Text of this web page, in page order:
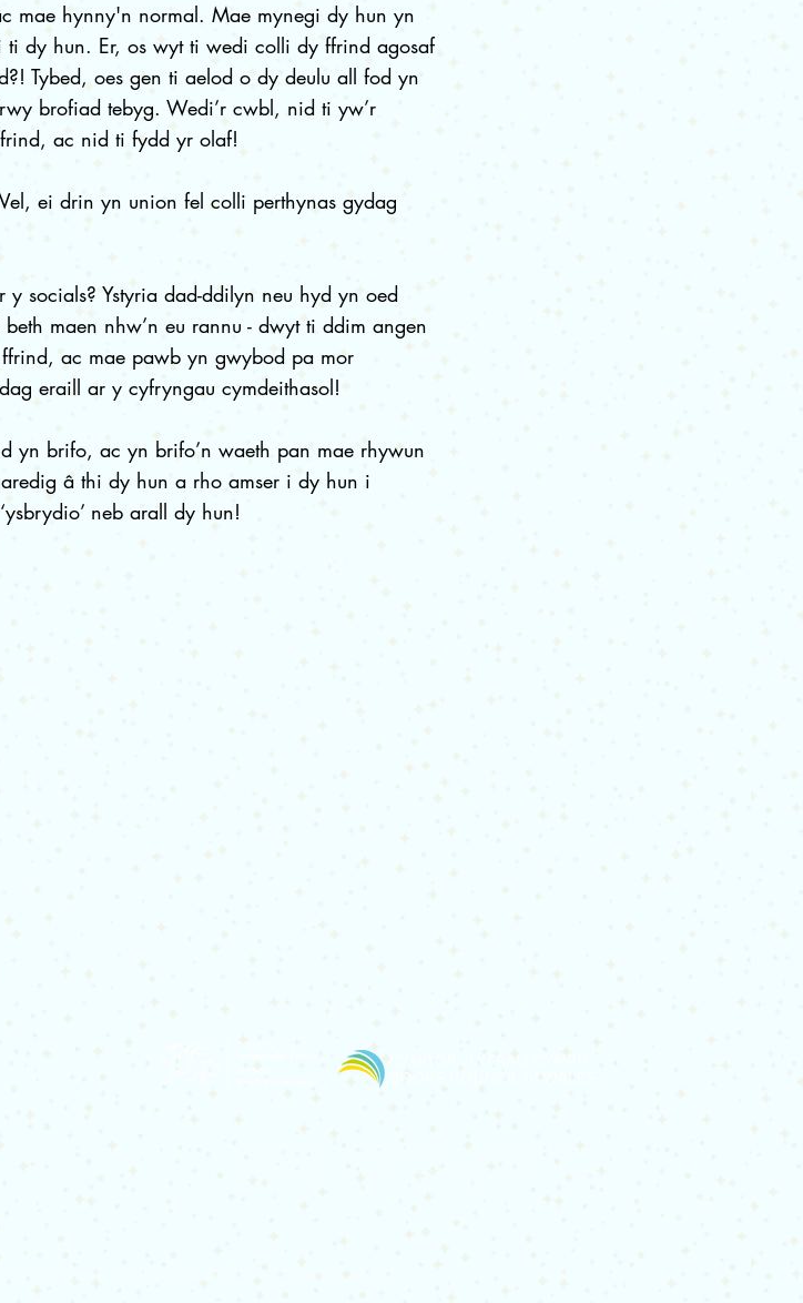
mae hynny'n normal. Mae mynegi dy hun yn
dy hun. Er, os wyt ti wedi colli dy ffrind agosaf
Tybed, oes gen ti aelod o dy deulu all fod yn
brofiad tebyg. Wedi’r cwbl, nid ti yw’r
ac nid ti fydd yr olaf!
ei drin yn union fel colli perthynas gydag
socials? Ystyria dad-ddilyn neu hyd yn oed
maen nhw’n eu rannu - dwyt ti ddim angen
ac mae pawb yn gwybod pa mor
eraill ar y cyfryngau cymdeithasol!
yn brifo, ac yn brifo’n waeth pan mae rhywun
â thi dy hun a rho amser i dy hun i
neb arall dy hun!